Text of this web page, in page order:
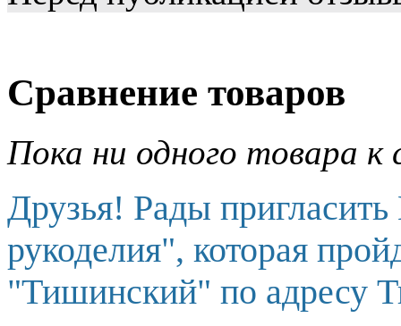
Сравнение товаров
Пока ни одного товара к
Друзья! Рады
рукоделия", которая
"Тишинский" по адресу